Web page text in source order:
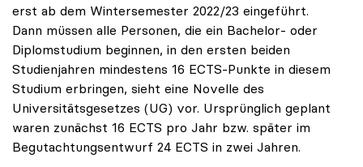
erst ab dem Wintersemester 2022/23 eingeführt.
Dann müssen alle Personen, die ein Bachelor- oder
Diplomstudium beginnen, in den ersten beiden
Studienjahren mindestens 16 ECTS-Punkte in diesem
Studium erbringen, sieht eine Novelle des
Universitätsgesetzes (UG) vor. Ursprünglich geplant
waren zunächst 16 ECTS pro Jahr bzw. später im
Begutachtungsentwurf 24 ECTS in zwei Jahren.